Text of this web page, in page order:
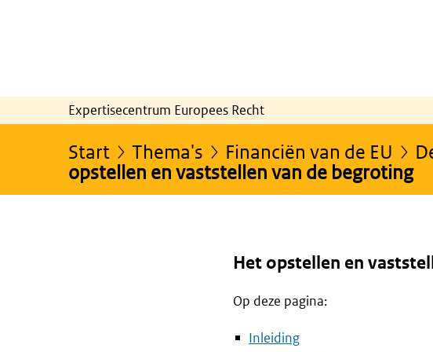
Expertisecentrum Europees Recht
Start Thema's Financiën van de EU
opstellen en vaststellen van de begroting
Het opstellen en
Op deze pagina:
Inleiding